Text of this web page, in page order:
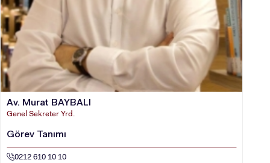
Av. Murat BAYBALI
Genel Sekreter Yrd.
Görev Tanımı
0212 610 10 10